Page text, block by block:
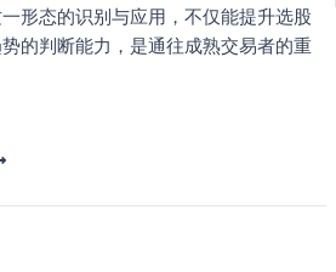
形态的识别与应用，不仅能提升选股
的判断能力，是通往成熟交易者的重